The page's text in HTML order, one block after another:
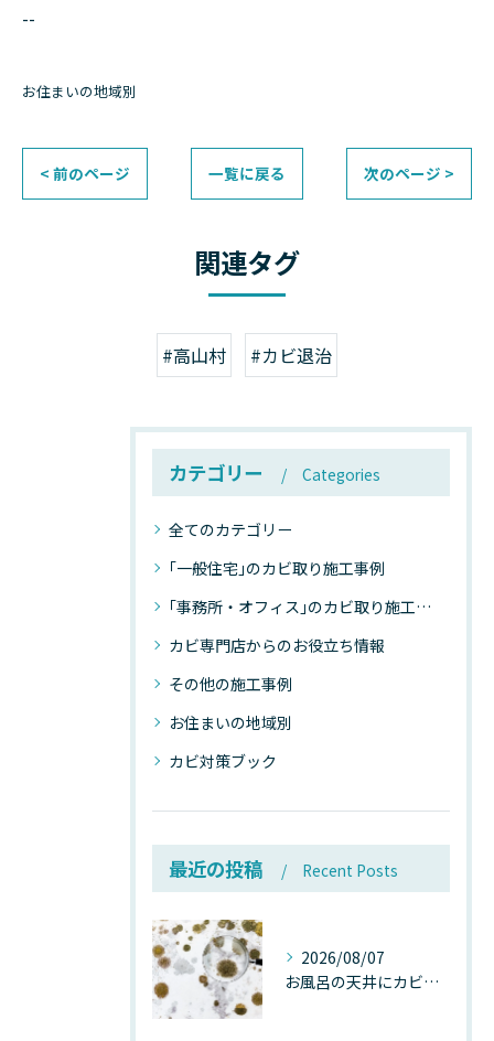
--
お住まいの地域別
< 前のページ 一覧に戻る 次のページ >
関連タグ
#高山村 #カビ退治
カテゴリー Categories
全てのカテゴリー
｢一般住宅｣のカビ取り施工事例
｢事務所・オフィス｣のカビ取り施工事例
カビ専門店からのお役立ち情報
その他の施工事例
お住まいの地域別
カビ対策ブック
最近の投稿 Recent Posts
2026/08/07
お風呂の天井にカビが生えたら要注意！2026年8月の猛暑・高湿度で急増する浴室カビの原因と正しい対策